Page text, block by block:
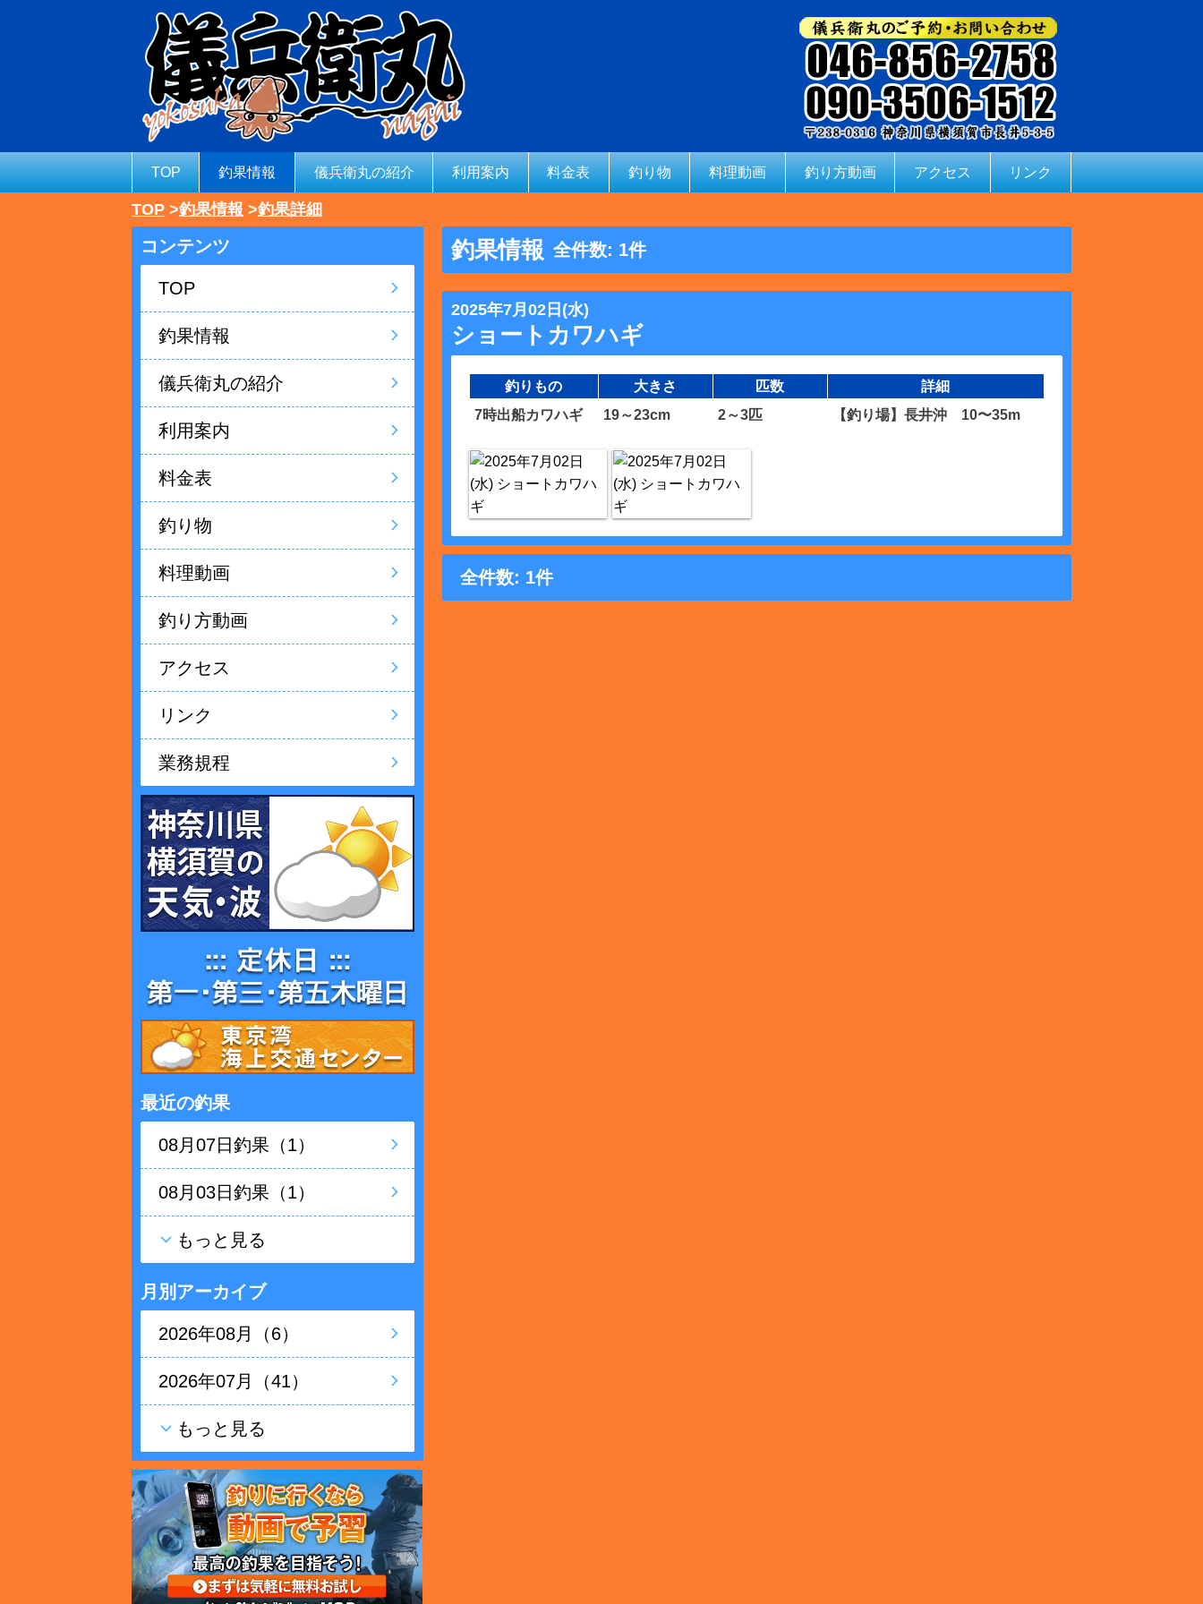
TOP 釣果情報 儀兵衛丸の紹介 利用案内 料金表 釣り物 料理動画 釣り方動画 アクセス リンク
TOP 釣果情報 釣果詳細
釣果情報 全件数: 1件
2025年7月02日(水)
ショートカワハギ
釣りもの 大きさ 匹数
詳細
7時出船カワハギ
19～23cm 2～3匹 【釣り場】長井沖 10〜35m
全件数: 1件
コンテンツ
TOP
釣果情報
儀兵衛丸の紹介
利用案内
料金表
釣り物
料理動画
釣り方動画
アクセス
リンク
業務規程
最近の釣果
08月07日釣果（1）
08月03日釣果（1）
もっと見る
月別アーカイブ
2026年08月（6）
2026年07月（41）
もっと見る